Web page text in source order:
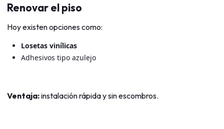
Renovar el piso
Hoy existen opciones como:
Losetas vinílicas
Adhesivos tipo azulejo
Ventaja:instalación rápida y sin escombros.